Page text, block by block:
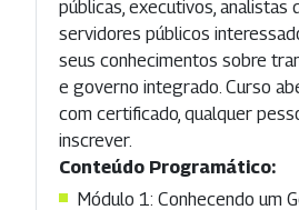
públicas, executivos, analistas
servidores públicos
seus conhecimentos sobre
e governo integrado. Curso
com certificado, qualquer
inscrever.
Conteúdo Programático:
Módulo 1: Conhecendo um